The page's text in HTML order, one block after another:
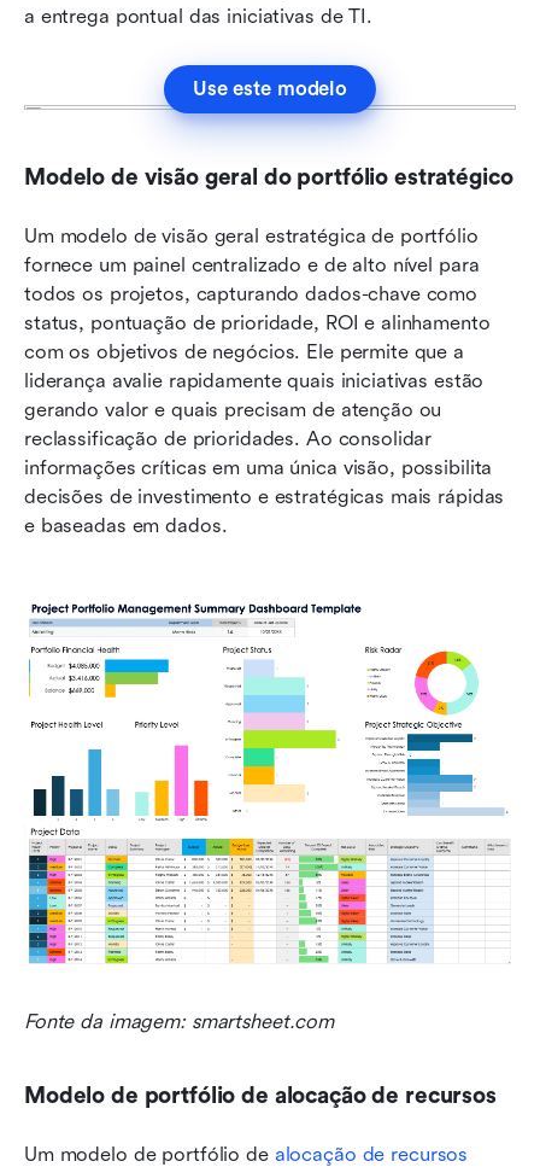
a entrega pontual das iniciativas de TI.
Use este modelo
Modelo de visão geral do portfólio estratégico
Um modelo de visão geral estratégica de portfólio
fornece um painel centralizado e de alto nível para
todos os projetos, capturando dados-chave como
status, pontuação de prioridade, ROI e alinhamento
com os objetivos de negócios. Ele permite que a
liderança avalie rapidamente quais iniciativas estão
gerando valor e quais precisam de atenção ou
reclassificação de prioridades. Ao consolidar
informações críticas em uma única visão, possibilita
decisões de investimento e estratégicas mais rápidas
e baseadas em dados.
Fonte da imagem: smartsheet.com
Modelo de portfólio de alocação de recursos
Um modelo de portfólio de alocação de recursos